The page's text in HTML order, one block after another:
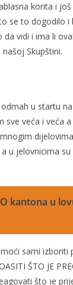
korita i
se to dogodilo
vidi i ima li
Skupštini.
u startu
sve veća i veća
u jelovnicima
kantona u
sami izboriti
ŠTO JE
što je